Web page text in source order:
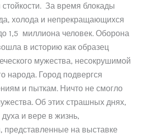
За время блокады
холода и непрекращающихся
1,5 миллиона человек. Оборона
в историю как образец
мужества, несокрушимой
народа. Город подвергся
и пыткам. Ничто не смогло
Об этих страшных днях,
и вере в жизнь,
представленные на выставке